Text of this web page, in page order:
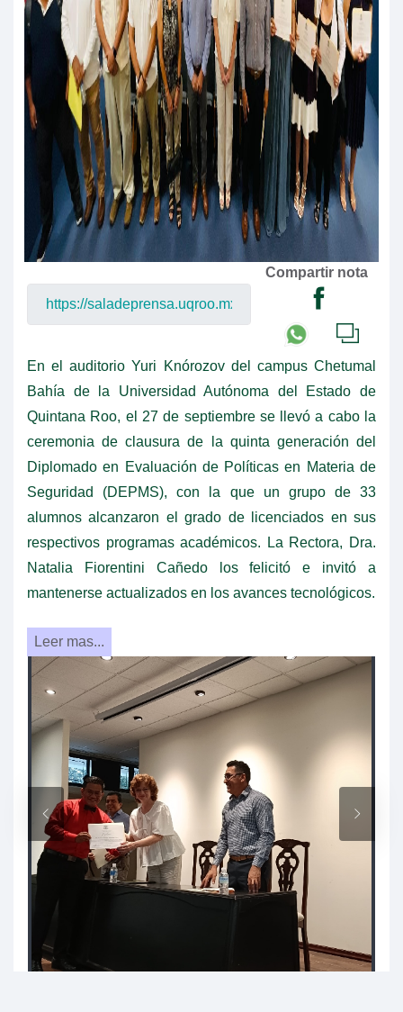
Compartir nota
En el auditorio Yuri Knórozov del campus Chetumal
Bahía de la Universidad Autónoma del Estado de
Quintana Roo, el 27 de septiembre se llevó a cabo la
ceremonia de clausura de la quinta generación del
Diplomado en Evaluación de Políticas en Materia de
Seguridad (DEPMS), con la que un grupo de 33
alumnos alcanzaron el grado de licenciados en sus
respectivos programas académicos. La Rectora, Dra.
Natalia Fiorentini Cañedo los felicitó e invitó a
mantenerse actualizados en los avances tecnológicos.
Leer mas...